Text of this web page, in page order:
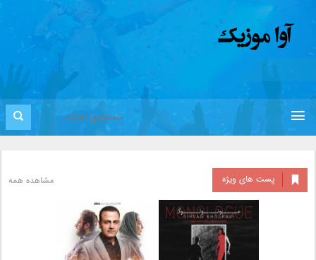
پست های ویژه مشاهده همه